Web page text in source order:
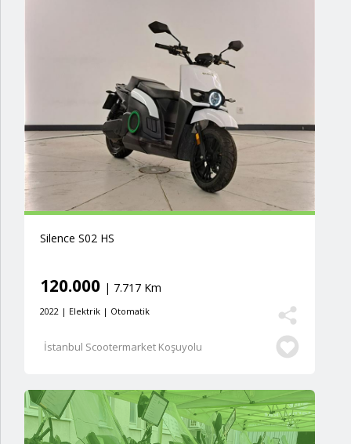
Silence S02 HS
120.000 | 7.717 Km
2022 | Elektrik | Otomatik
İstanbul Scootermarket Koşuyolu